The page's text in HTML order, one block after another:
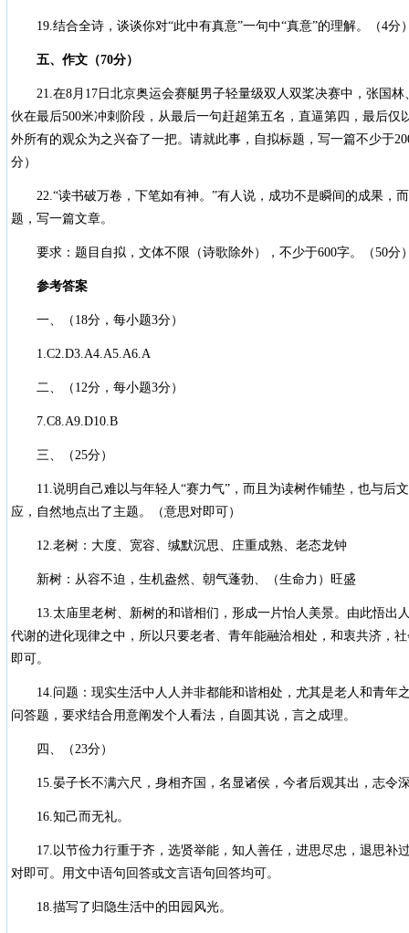
19.结合全诗，谈谈你对“此中有真意”一句中“真意”的理解。（4分
五、作文（70分）
21.在8月17日北京奥运会赛艇男子轻量级双人双桨决赛中，张国林
伙在最后500米冲刺阶段，从最后一句赶超第五名，直逼第四，最后仅
外所有的观众为之兴奋了一把。请就此事，自拟标题，写一篇不少于
分）
22.“读书破万卷，下笔如有神。”有人说，成功不是瞬间的成果，而
题，写一篇文章。
要求：题目自拟，文体不限（诗歌除外），不少于600字。（50分
参考答案
一、（18分，每小题3分）
1.C2.D3.A4.A5.A6.A
二、（12分，每小题3分）
7.C8.A9.D10.B
三、（25分）
11.说明自己难以与年轻人“赛力气”，而且为读树作铺垫，也与后
应，自然地点出了主题。（意思对即可）
12.老树：大度、宽容、缄默沉思、庄重成熟、老态龙钟
新树：从容不迫，生机盎然、朝气蓬勃、（生命力）旺盛
13.太庙里老树、新树的和谐相们，形成一片怡人美景。由此悟出
代谢的进化现律之中，所以只要老者、青年能融洽相处，和衷共济，
即可。
14.问题：现实生活中人人并非都能和谐相处，尤其是老人和青年
问答题，要求结合用意阐发个人看法，自圆其说，言之成理。
四、（23分）
15.晏子长不满六尺，身相齐国，名显诸侯，今者后观其出，志令
16.知己而无礼。
17.以节俭力行重于齐，选贤举能，知人善任，进思尽忠，退思补
对即可。用文中语句回答或文言语句回答均可。
18.描写了归隐生活中的田园风光。